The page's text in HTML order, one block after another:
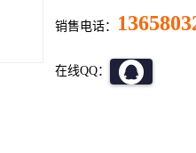
销售电话：
在线QQ：